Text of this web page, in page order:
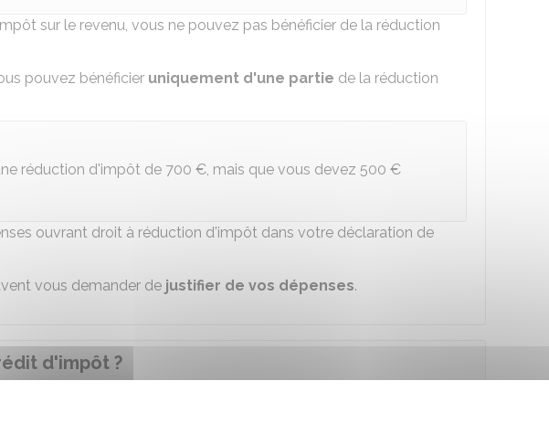
sur le revenu, vous ne pouvez pas bénéficier de la réduction
pouvez bénéficier uniquement d'une partie de la réduction
réduction d'impôt de 700 €, mais que vous devez 500 €
ouvrant droit à réduction d'impôt dans votre déclaration de
vous demander de justifier de vos dépenses.
d'impôt ?